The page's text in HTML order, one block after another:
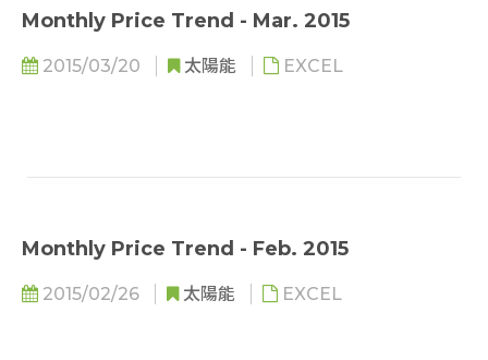
Monthly Price Trend - Mar. 2015
2015/03/20 太陽能 EXCEL
Monthly Price Trend - Feb. 2015
2015/02/26 太陽能 EXCEL